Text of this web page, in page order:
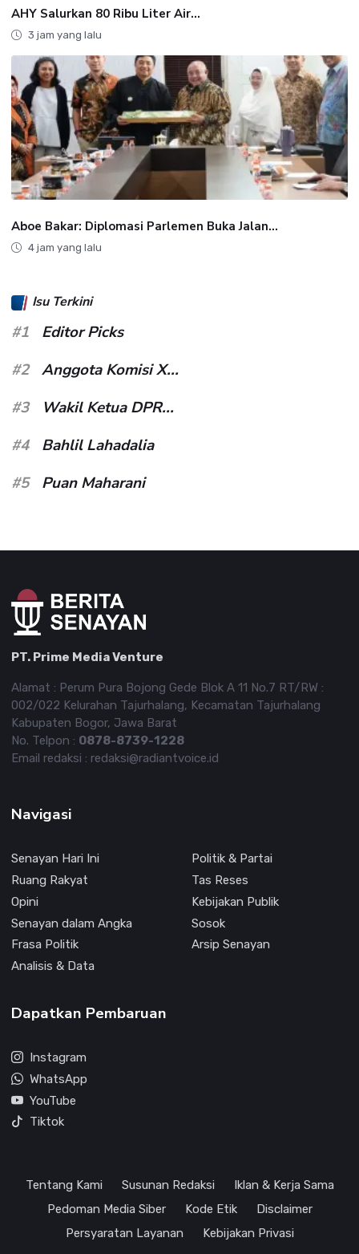
AHY Salurkan 80 Ribu Liter Air...
3 jam yang lalu
Aboe Bakar: Diplomasi Parlemen Buka Jalan...
4 jam yang lalu
Isu Terkini
#1
Editor Picks
#2
Anggota Komisi X...
#3
Wakil Ketua DPR...
#4
Bahlil Lahadalia
#5
Puan Maharani
PT. Prime Media Venture
Alamat : Perum Pura Bojong Gede Blok A 11 No.7 RT/RW :
002/022 Kelurahan Tajurhalang, Kecamatan Tajurhalang
Kabupaten Bogor, Jawa Barat
No. Telpon : 0878-8739-1228
Email redaksi : redaksi@radiantvoice.id
Navigasi
Senayan Hari Ini
Politik & Partai
Ruang Rakyat
Tas Reses
Opini
Kebijakan Publik
Senayan dalam Angka
Sosok
Frasa Politik
Arsip Senayan
Analisis & Data
Dapatkan Pembaruan
Instagram
WhatsApp
YouTube
Tiktok
Tentang Kami Susunan Redaksi
Iklan & Kerja Sama
Pedoman Media Siber
Kode Etik
Disclaimer
Persyaratan Layanan
Kebijakan Privasi